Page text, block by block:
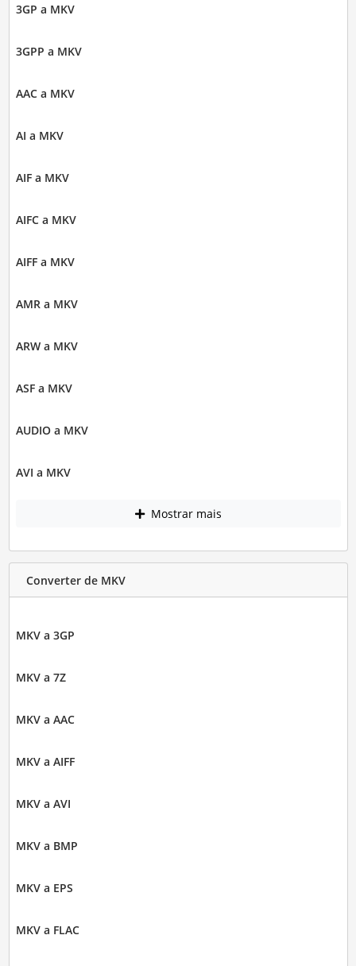
3GP a MKV
3GPP a MKV
AAC a MKV
AI a MKV
AIF a MKV
AIFC a MKV
AIFF a MKV
AMR a MKV
ARW a MKV
ASF a MKV
AUDIO a MKV
AVI a MKV
Mostrar mais
Converter de MKV
MKV a 3GP
MKV a 7Z
MKV a AAC
MKV a AIFF
MKV a AVI
MKV a BMP
MKV a EPS
MKV a FLAC